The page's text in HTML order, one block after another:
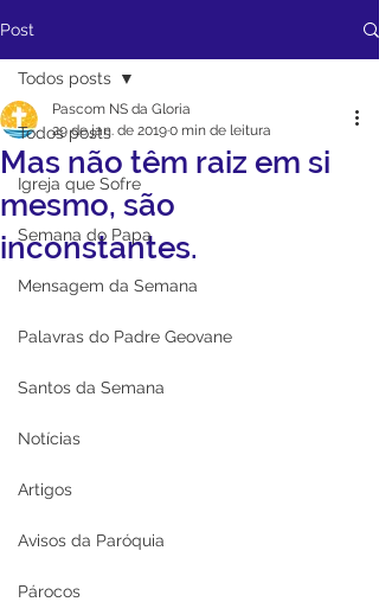
Post
Todos posts
Igreja que Sofre
Semana do Papa
Mensagem da Semana
Palavras do Padre Geovane
Santos da Semana
Notícias
Artigos
Avisos da Paróquia
Párocos
Todos posts
Mas não têm raiz em si
mesmo, são
inconstantes.
Pascom NS da Gloria
29 de jan. de 20190 min de leitura